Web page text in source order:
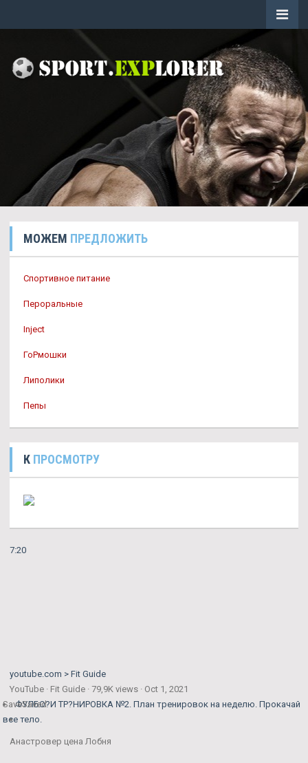
МОЖЕМ ПРЕДЛОЖИТЬ
Спортивное питание
Пероральные
Inject
ГоРмошки
Липолики
Пепы
К ПРОСМОТРУ
7:20
youtube.com > Fit Guide
YouTube · Fit Guide · 79,9K views · Oct 1, 2021
ФУЛБО?И ТР?НИРОВКА №2. План тренировок на неделю. Прокачай
все тело.
SaveSaved
Анастровер цена Лобня